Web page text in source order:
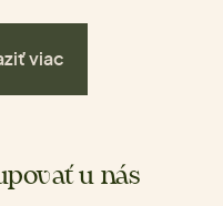
viac
u nás